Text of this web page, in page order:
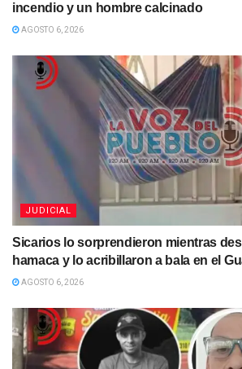
incendio y un hombre calcinado
AGOSTO 6, 2026
JUDICIAL
Sicarios lo sorprendieron mientras
hamaca y lo acribillaron a bala en el
AGOSTO 6, 2026